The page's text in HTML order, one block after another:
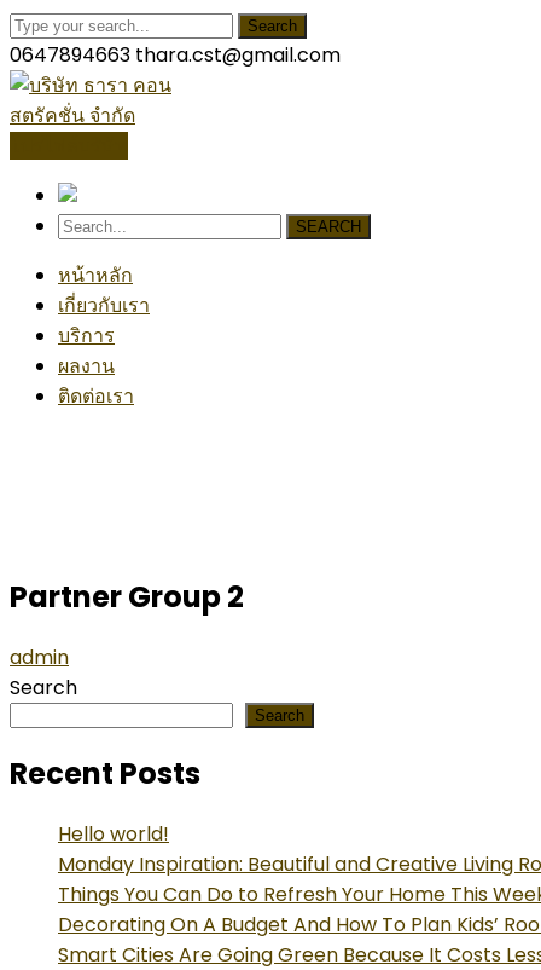
Search
0647894663 thara.cst@gmail.com
SEARCH
หน้าหลัก
เกี่ยวกับเรา
บริการ
ผลงาน
ติดต่อเรา
Partner Group 2
admin
Search
Search
Recent Posts
Hello world!
Monday Inspiration: Beautiful and Creative Living
Things You Can Do to Refresh Your Home This
Decorating On A Budget And How To Plan Kids’
Smart Cities Are Going Green Because It Costs